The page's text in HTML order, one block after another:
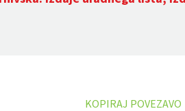
KOPIRAJ POVEZAVO